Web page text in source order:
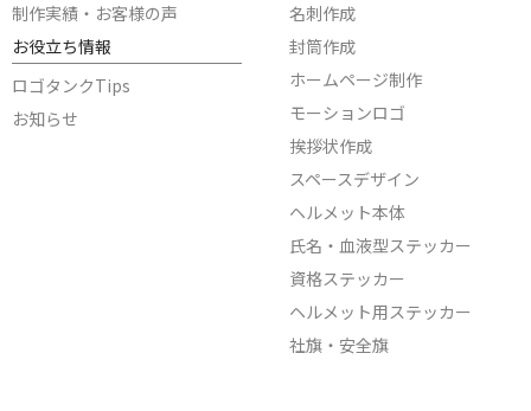
制作実績・お客様の声
お役立ち情報
ロゴタンクTips
お知らせ
名刺作成
封筒作成
ホームページ制作
モーションロゴ
挨拶状作成
スペースデザイン
ヘルメット本体
氏名・血液型ステッカー
資格ステッカー
ヘルメット用ステッカー
社旗・安全旗